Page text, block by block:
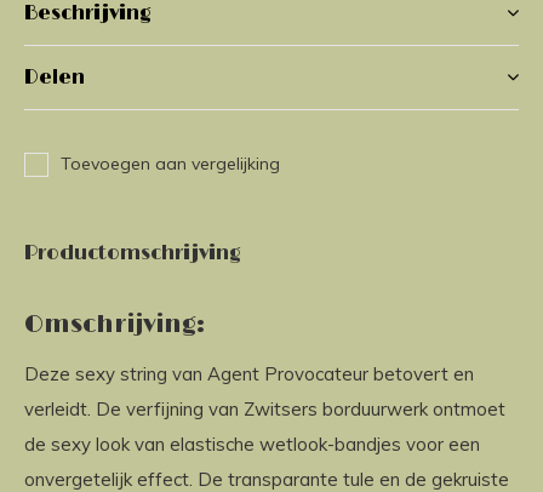
Beschrijving
Delen
Toevoegen aan vergelijking
Productomschrijving
Omschrijving:
Deze sexy string van Agent Provocateur betovert en
verleidt. De verfijning van Zwitsers borduurwerk ontmoet
de sexy look van elastische wetlook-bandjes voor een
onvergetelijk effect. De transparante tule en de gekruiste